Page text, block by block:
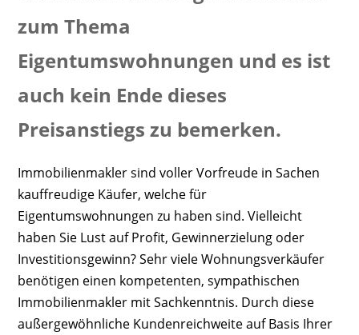
zum Thema
Eigentumswohnungen und es ist
auch kein Ende dieses
Preisanstiegs zu bemerken.
Immobilienmakler sind voller Vorfreude in Sachen
kauffreudige Käufer, welche für
Eigentumswohnungen zu haben sind. Vielleicht
haben Sie Lust auf Profit, Gewinnerzielung oder
Investitionsgewinn? Sehr viele Wohnungsverkäufer
benötigen einen kompetenten, sympathischen
Immobilienmakler mit Sachkenntnis. Durch diese
außergewöhnliche Kundenreichweite auf Basis Ihrer